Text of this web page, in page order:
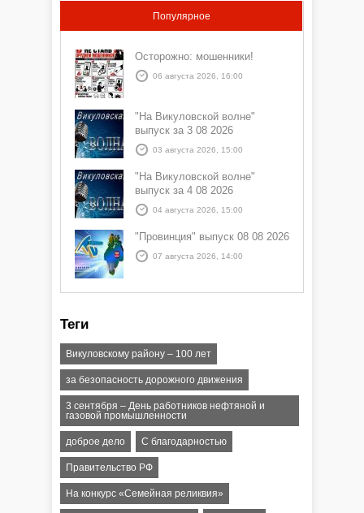
Популярное
Осторожно: мошенники!
06 августа 2026, 16:00
"На Викуловской волне"
выпуск за 3 08 2026
03 августа 2026, 15:00
"На Викуловской волне"
выпуск за 4 08 2026
04 августа 2026, 15:00
"Провинция" выпуск 08 08 2026
07 августа 2026, 14:00
Теги
Викуловскому району – 100 лет
за безопасность дорожного движения
3 сентября – День работников нефтяной и
газовой промышленности
доброе дело С благодарностью
Правительство РФ
На конкурс «Семейная реликвия»